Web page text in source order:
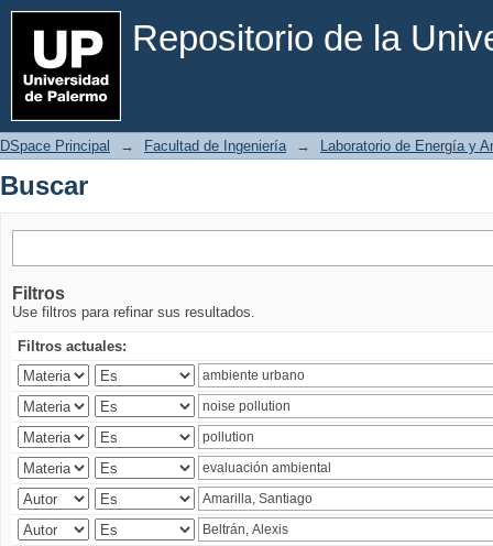
Repositorio de la
Buscar
DSpace Principal → Facultad de Ingeniería → Laboratorio de Energía y
Buscar
Filtros
Use filtros para refinar sus resultados.
Filtros actuales: